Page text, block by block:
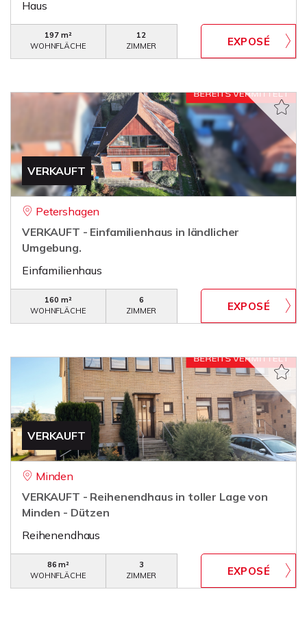
Haus
197 m²
WOHNFLÄCHE
12
ZIMMER
VERKAUFT
Petershagen
VERKAUFT - Einfamilienhaus in ländlicher
Umgebung.
Einfamilienhaus
160 m²
WOHNFLÄCHE
6
ZIMMER
VERKAUFT
Minden
VERKAUFT - Reihenendhaus in toller Lage von
Minden - Dützen
Reihenendhaus
86 m²
WOHNFLÄCHE
3
ZIMMER